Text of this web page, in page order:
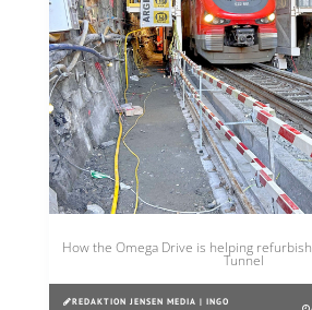
How the Omega Drive is helping
Tunnel
REDAKTION JENSEN MEDIA | INGO